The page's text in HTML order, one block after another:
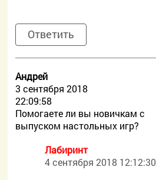
Ответить
Андрей
3 сентября 2018
22:09:58
Помогаете ли вы новичкам с
выпуском настольных игр?
Лабиринт
4 сентября 2018 12:12:30